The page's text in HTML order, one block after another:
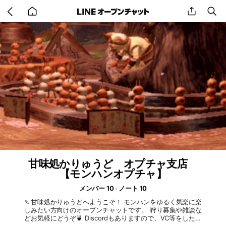
back
to
home
share
甘味処かりゅうど オプチャ支店
【モンハンオプチャ】
メンバー 10
ノート 10
🍡甘味処かりゅうどへようこそ！ モンハンをゆるく気楽に楽
しみたい方向けのオープンチャットです。 狩り募集や雑談な
どお気軽にどうぞ🍵 Discordもありますので、VC等をしたい